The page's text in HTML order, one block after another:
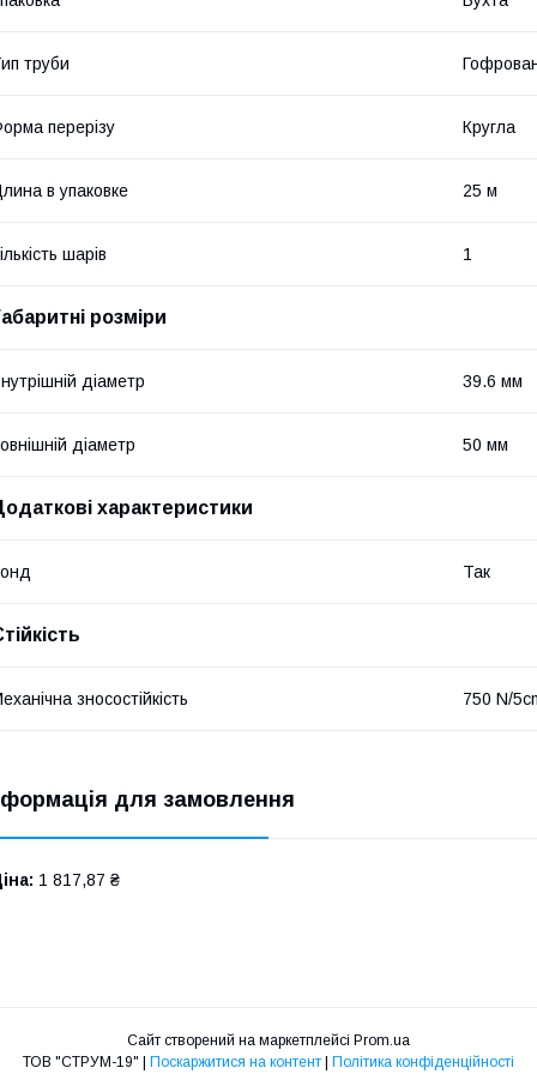
труби
перерізу Кругла
в упаковке 25 м
шарів 1
розміри
діаметр 39.6 мм
діаметр 50 мм
характеристики
Так
зносостійкість 750 N/
для замовлення
1 817,87 ₴
Сайт створений на маркетплейсі Prom.ua
Поскаржитися на контент Політика конфіденційності